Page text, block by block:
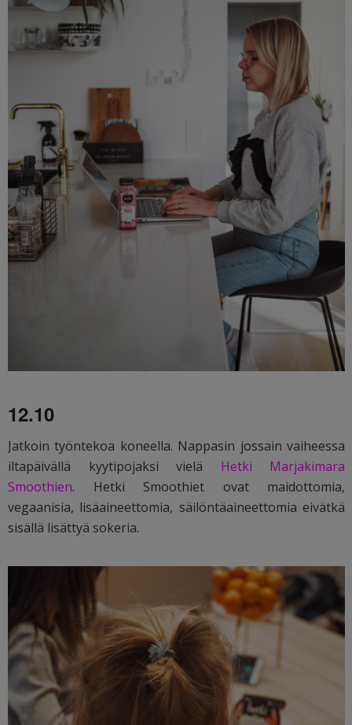
12.10
Jatkoin työntekoa koneella. Nappasin jossain vaiheessa
iltapäivällä kyytipojaksi vielä Hetki Marjakimara
Smoothien. Hetki Smoothiet ovat maidottomia,
vegaanisia, lisäaineettomia, säilöntäaineettomia eivätkä
sisällä lisättyä sokeria.